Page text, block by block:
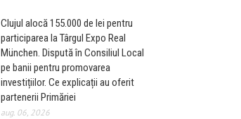
Clujul alocă 155.000 de lei pentru
participarea la Târgul Expo Real
München. Dispută în Consiliul Local
pe banii pentru promovarea
investițiilor. Ce explicații au oferit
partenerii Primăriei
aug. 06, 2026